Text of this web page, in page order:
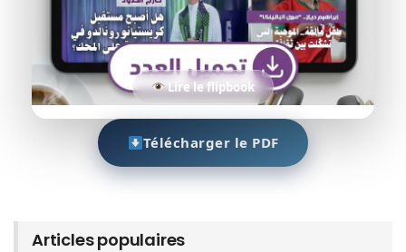
Lire le flipbook
Télécharger le PDF
Articles populaires